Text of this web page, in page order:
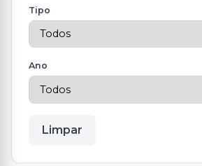
Tipo
Ano
Limpar